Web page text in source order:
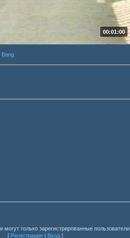
00:01:00
Bang
могут только зарегистрированные пользователи.
[ Регистрация | Вход ]